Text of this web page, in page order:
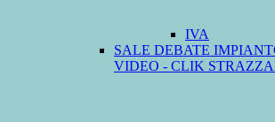
IVA
SALE DEBATE
VIDEO - CLIK